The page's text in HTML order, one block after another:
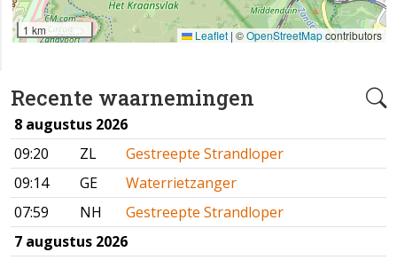
Recente waarnemingen
8 augustus 2026
09:20
ZL
Gestreepte Strandloper
09:14
GE
Waterrietzanger
07:59
NH
Gestreepte Strandloper
7 augustus 2026
1 km Leaflet | ©OpenStreetMapcontributors